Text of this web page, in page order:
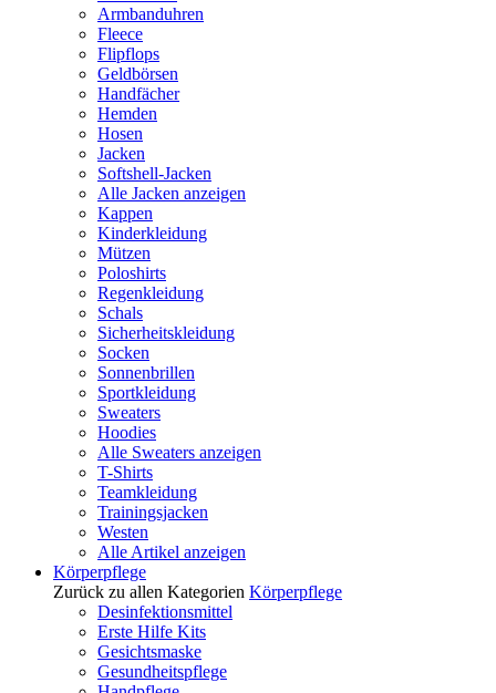
Armbanduhren
Fleece
Flipflops
Geldbörsen
Handfächer
Hemden
Hosen
Jacken
Softshell-Jacken
Alle Jacken anzeigen
Kappen
Kinderkleidung
Mützen
Poloshirts
Regenkleidung
Schals
Sicherheitskleidung
Socken
Sonnenbrillen
Sportkleidung
Sweaters
Hoodies
Alle Sweaters anzeigen
T-Shirts
Teamkleidung
Trainingsjacken
Westen
Alle Artikel anzeigen
Körperpflege
Zurück zu allen Kategorien Körperpflege
Desinfektionsmittel
Erste Hilfe Kits
Gesichtsmaske
Gesundheitspflege